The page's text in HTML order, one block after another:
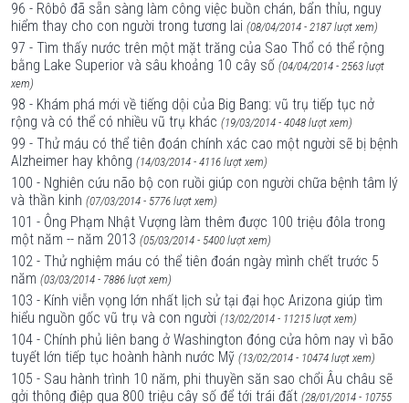
96 - Rôbô đã sẵn sàng làm công việc buồn chán, bẩn thỉu, nguy
hiểm thay cho con người trong tương lai (08/04/2014 - 2187 lượt xem)
97 - Tìm thấy nước trên một mặt trăng của Sao Thổ có thể rộng
bằng Lake Superior và sâu khoảng 10 cây số (04/04/2014 - 2563 lượt
xem)
98 - Khám phá mới về tiếng dội của Big Bang: vũ trụ tiếp tục nở
rộng và có thể có nhiều vũ trụ khác (19/03/2014 - 4048 lượt xem)
99 - Thử máu có thể tiên đoán chính xác cao một người sẽ bị bệnh
Alzheimer hay không (14/03/2014 - 4116 lượt xem)
100 - Nghiên cứu não bộ con ruồi giúp con người chữa bệnh tâm lý
và thần kinh (07/03/2014 - 5776 lượt xem)
101 - Ông Phạm Nhật Vượng làm thêm được 100 triệu đôla trong
một năm -- năm 2013 (05/03/2014 - 5400 lượt xem)
102 - Thử nghiệm máu có thể tiên đoán ngày mình chết trước 5
năm (03/03/2014 - 7886 lượt xem)
103 - Kính viễn vọng lớn nhất lịch sử tại đại học Arizona giúp tìm
hiểu nguồn gốc vũ trụ và con người (13/02/2014 - 11215 lượt xem)
104 - Chính phủ liên bang ở Washington đóng cửa hôm nay vì bão
tuyết lớn tiếp tục hoành hành nước Mỹ (13/02/2014 - 10474 lượt xem)
105 - Sau hành trình 10 năm, phi thuyền săn sao chổi Âu châu sẽ
gởi thông điệp qua 800 triệu cây số để tới trái đất (28/01/2014 - 10755